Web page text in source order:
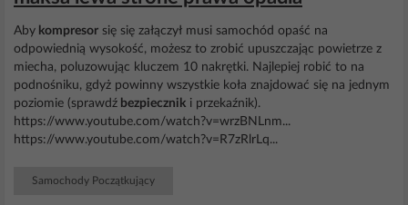
Aby kompresor się się załączył musi samochód opaść na
odpowiednią wysokość, możesz to zrobić upuszczając powietrze z
miecha, poluzowując kluczem 10 nakrętki. Najlepiej robić to na
podnośniku, gdyż powinny wszystkie koła znajdować się na jednym
poziomie (sprawdź bezpiecznik i przekaźnik).
https://www.youtube.com/watch?v=wrzBNLnm...
https://www.youtube.com/watch?v=R7zRlrLq...
Samochody Początkujący